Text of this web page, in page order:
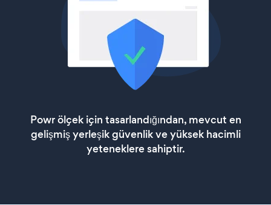
Powr ölçek için tasarlandığından, mevcut en
gelişmiş yerleşik güvenlik ve yüksek hacimli
yeteneklere sahiptir.